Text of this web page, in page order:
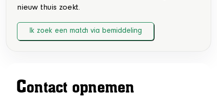
nieuw thuis zoekt.
Ik zoek een match via bemiddeling
Contact opnemen